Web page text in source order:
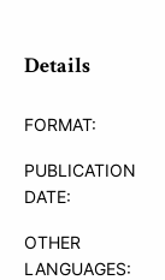
Details
FORMAT:
PUBLICATION
DATE:
OTHER
LANGUAGES: